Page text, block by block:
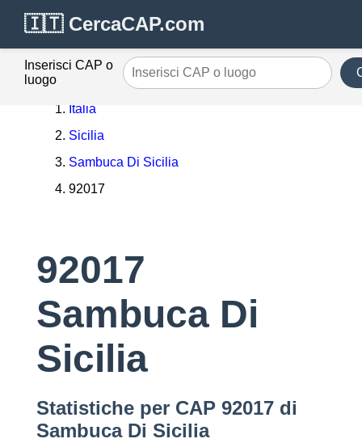
🇮🇹 CercaCAP.com
Inserisci CAP o
luogo
Italia
Sicilia
Sambuca Di Sicilia
92017
92017
Sambuca Di
Sicilia
Statistiche per CAP 92017 di
Sambuca Di Sicilia